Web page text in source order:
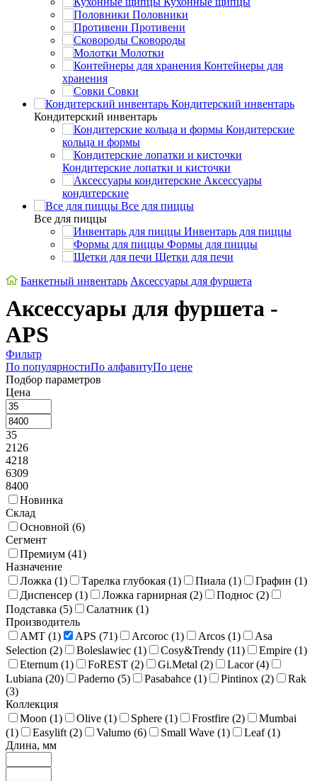
Половники
Противени
Сковороды
Молотки
Контейнеры для
хранения
Совки
Кондитерский инвентарь
Кондитерский инвентарь
Кондитерские
кольца и формы
Кондитерские лопатки и кисточки
Аксессуары
кондитерские
Все для пиццы
Все для пиццы
Инвентарь для пиццы
Формы для пиццы
Щетки для печи
Банкетный инвентарь Аксессуары для фуршета
Аксессуары для фуршета -
APS
Фильтр
По популярностиПо алфавитуПо цене
Подбор параметров
Цена
35
2126
4218
6309
8400
Новинка
Склад
Основной (6)
Сегмент
Премиум (41)
Назначение
Ложка (1) Тарелка глубокая (1) Пиала (1) Графин (1)
Диспенсер (1) Ложка гарнирная (2) Поднос (2)
Подставка (5) Салатник (1)
Производитель
AMT (1) APS (71) Arcoroc (1) Arcos (1)
Asa
Selection (2) Boleslawiec (1) Cosy&Trendy (11) Empire (1)
Eternum (1) FoREST (2) Gi.Metal (2) Lacor (4)
Lubiana (20) Paderno (5) Pasabahce (1) Pintinox (2)
Rak
(3)
Коллекция
Moon (1) Olive (1) Sphere (1) Frostfire (2)
Mumbai
(1) Easylift (2) Valumo (6) Small Wave (1) Leaf (1)
Длина, мм